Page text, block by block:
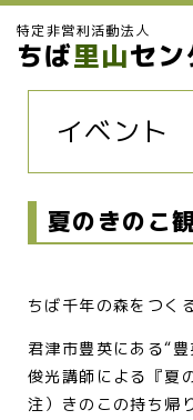
特定非営利活動法人
ちば里山セン
イベント
夏のきのこ
ちば千年の森をつく
君津市豊英にある“
俊光講師による『夏
注）きのこの持ち帰